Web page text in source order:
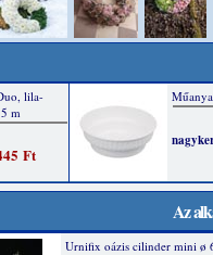
Az
Urnifix oázis cilinder mini ø